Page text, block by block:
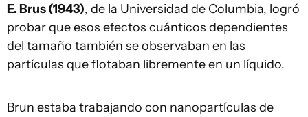
E. Brus (1943), de la Universidad de Columbia, logró
probar que esos efectos cuánticos dependientes
del tamaño también se observaban en las
partículas que flotaban libremente en un líquido.
Brun estaba trabajando con nanopartículas de